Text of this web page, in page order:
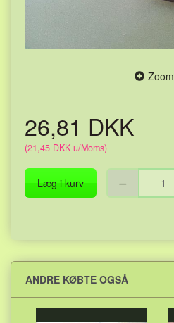
Zoom
26,81 DKK
(21,45 DKK u/Moms)
Læg i kurv
ANDRE KØBTE OGSÅ